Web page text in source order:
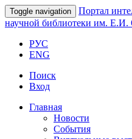
Toggle navigation Портал
научной библиотеки им. Е.И.
РУС
ENG
Поиск
Вход
Главная
Новости
События